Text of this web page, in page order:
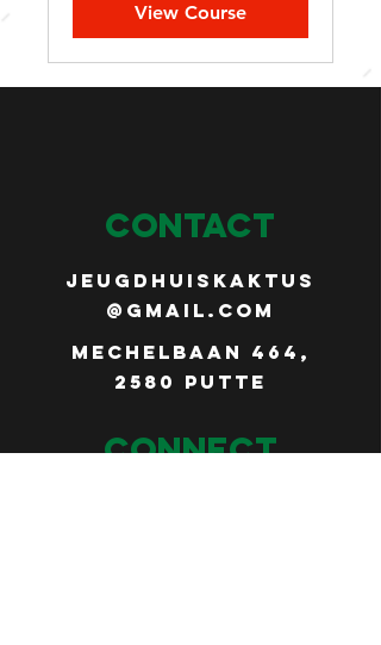
View Course
CONTACT
jeugdhuiskaktus
@gmail.com
Mechelbaan 464,
2580 Putte
Connect